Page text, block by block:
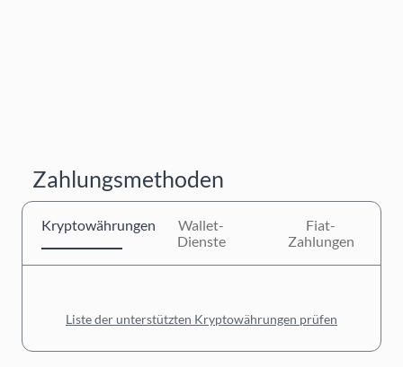
Zahlungsmethoden
Kryptowährungen
Wallet-
Dienste
Fiat-
Zahlungen
Liste der unterstützten Kryptowährungen prüfen